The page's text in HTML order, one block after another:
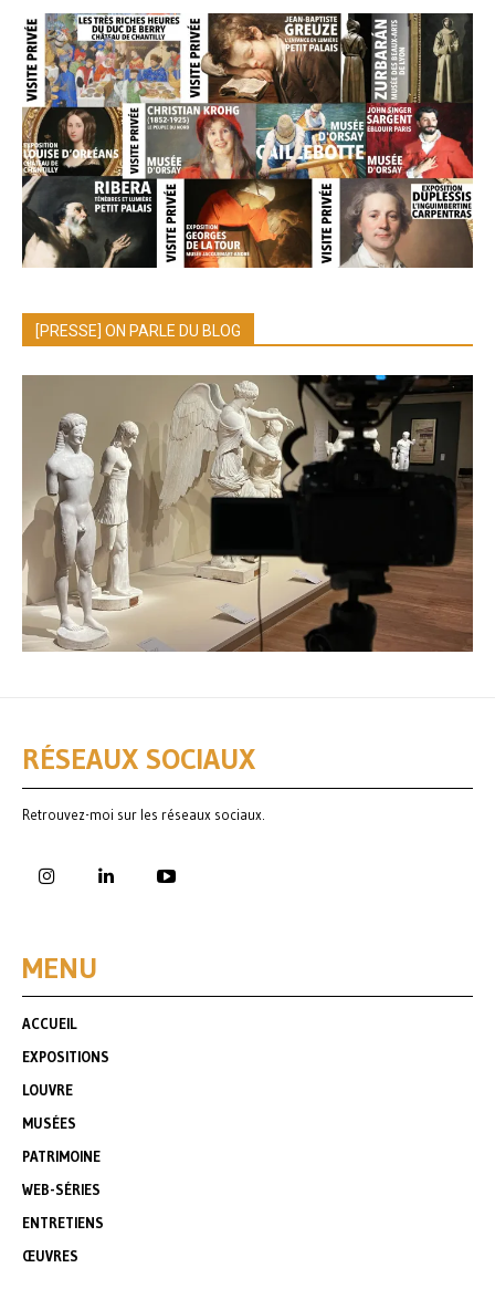
[PRESSE] ON PARLE DU BLOG
RÉSEAUX SOCIAUX
Retrouvez-moi sur les réseaux sociaux.
MENU
ACCUEIL
EXPOSITIONS
LOUVRE
MUSÉES
PATRIMOINE
WEB-SÉRIES
ENTRETIENS
ŒUVRES